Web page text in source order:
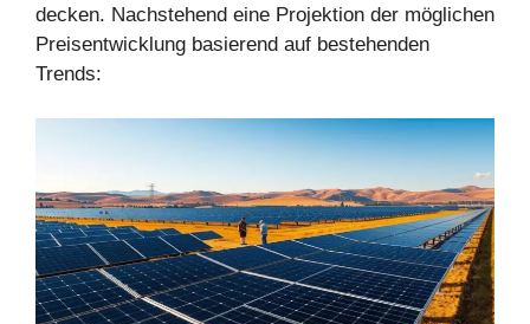
decken. Nachstehend eine Projektion der möglichen
Preisentwicklung basierend auf bestehenden
Trends: